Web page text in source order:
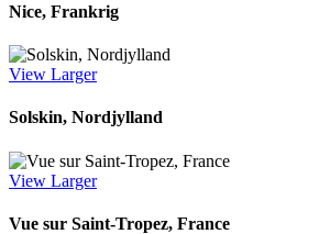
Nice, Frankrig
View Larger
Solskin, Nordjylland
View Larger
Vue sur Saint-Tropez, France